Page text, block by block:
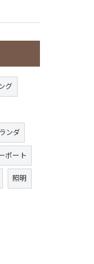
グ
ンダ
ポート
照明